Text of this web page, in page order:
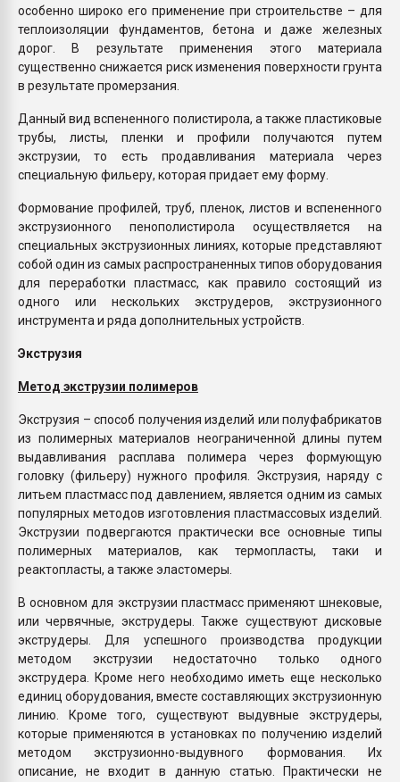
особенно широко его применение при строительстве – для
теплоизоляции фундаментов, бетона и даже железных
дорог. В результате применения этого материала
существенно снижается риск изменения поверхности грунта
в результате промерзания.
Данный вид вспененного полистирола, а также пластиковые
трубы, листы, пленки и профили получаются путем
экструзии, то есть продавливания материала через
специальную фильеру, которая придает ему форму.
Формование профилей, труб, пленок, листов и вспененного
экструзионного пенополистирола осуществляется на
специальных экструзионных линиях, которые представляют
собой один из самых распространенных типов оборудования
для переработки пластмасс, как правило состоящий из
одного или нескольких экструдеров, экструзионного
инструмента и ряда дополнительных устройств.
Экструзия
Метод экструзии полимеров
Экструзия – способ получения изделий или полуфабрикатов
из полимерных материалов неограниченной длины путем
выдавливания расплава полимера через формующую
головку (фильеру) нужного профиля. Экструзия, наряду с
литьем пластмасс под давлением, является одним из самых
популярных методов изготовления пластмассовых изделий.
Экструзии подвергаются практически все основные типы
полимерных материалов, как термопласты, таки и
реактопласты, а также эластомеры.
В основном для экструзии пластмасс применяют шнековые,
или червячные, экструдеры. Также существуют дисковые
экструдеры. Для успешного производства продукции
методом экструзии недостаточно только одного
экструдера. Кроме него необходимо иметь еще несколько
единиц оборудования, вместе составляющих экструзионную
линию. Кроме того, существуют выдувные экструдеры,
которые применяются в установках по получению изделий
методом экструзионно-выдувного формования. Их
описание, не входит в данную статью. Практически не